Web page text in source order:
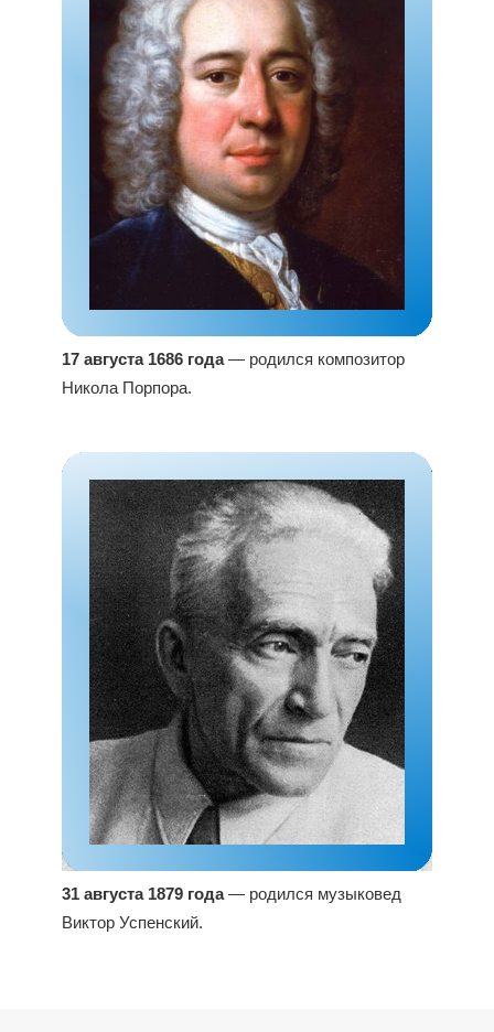
17 августа 1686 года— родился композитор
Никола Порпора.
31 августа 1879 года— родился музыковед
Виктор Успенский.